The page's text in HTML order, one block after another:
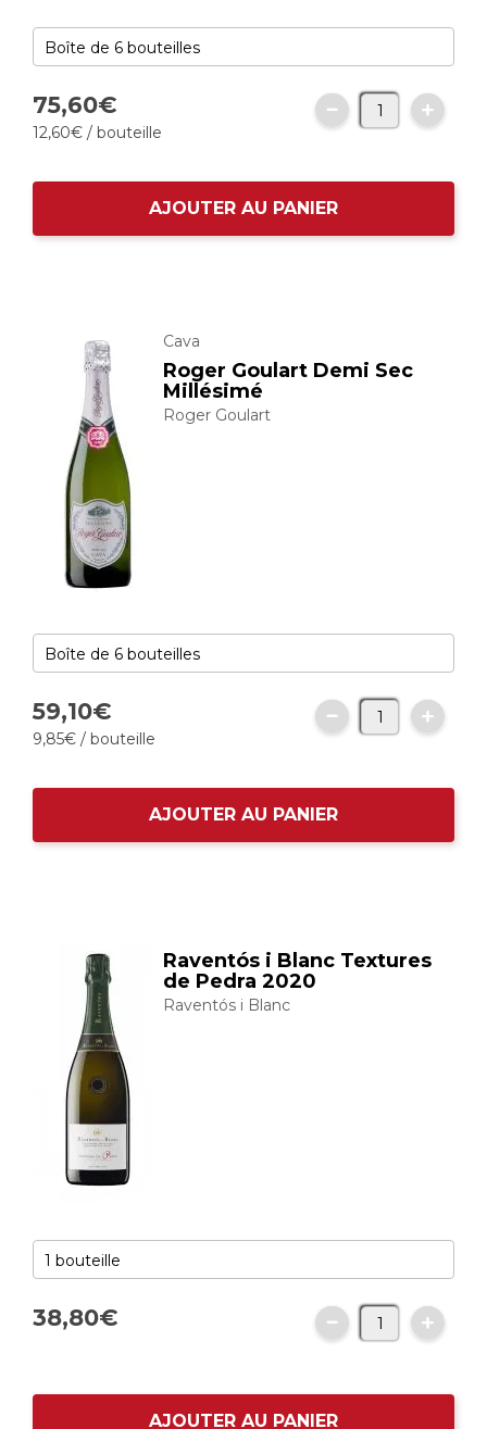
75,60€
12,60€ / bouteille
AJOUTER AU PANIER
Cava
Roger Goulart Demi Sec
Millésimé
Roger Goulart
59,10€
9,85€ / bouteille
AJOUTER AU PANIER
Raventós i Blanc Textures
de Pedra 2020
Raventós i Blanc
38,80€
AJOUTER AU PANIER